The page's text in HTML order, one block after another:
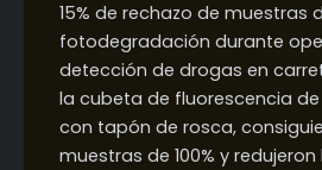
15% de rechazo de muestras
fotodegradación durante
detección de drogas en
la cubeta de fluorescencia de
con tapón de rosca,
muestras de 100% y